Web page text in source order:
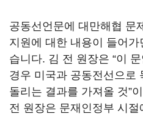
공동선언문에 대만해협 문
지원에 대한 내용이 들어
습니다. 김 전 원장은 “이
경우 미국과 공동전선으로
돌리는 결과를 가져올 것”
전 원장은 문재인정부 시